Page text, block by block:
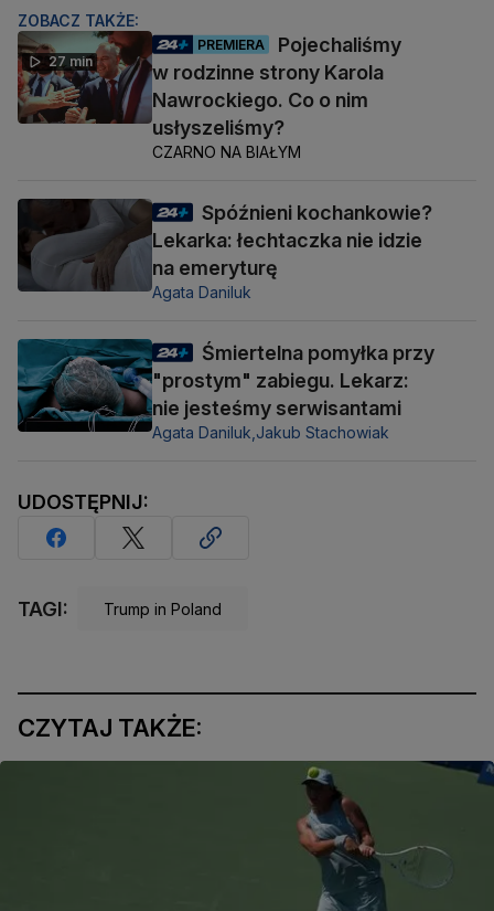
ZOBACZ TAKŻE:
27 min
PREMIERA
Pojechaliśmy
w rodzinne strony Karola
Nawrockiego. Co o nim
usłyszeliśmy?
CZARNO NA BIAŁYM
Spóźnieni kochankowie?
Lekarka: łechtaczka nie idzie
na emeryturę
Agata Daniluk
Śmiertelna pomyłka przy
"prostym" zabiegu. Lekarz:
nie jesteśmy serwisantami
Agata Daniluk, Jakub Stachowiak
UDOSTĘPNIJ:
TAGI: Trump in Poland
CZYTAJ TAKŻE: